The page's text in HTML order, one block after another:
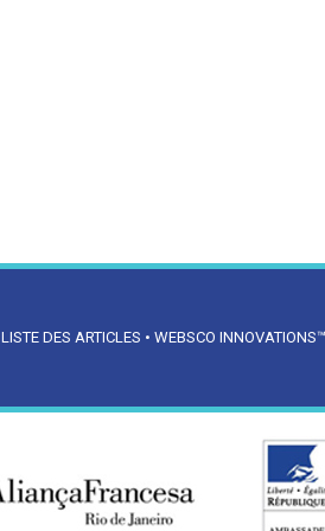
LISTE DES ARTICLES • WEBSCO INNOVATIONS™